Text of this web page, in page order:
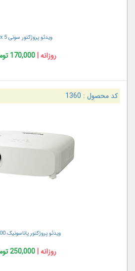
ویدئو پروژکتور سونی ex 5
روزانه |170,000 تومان
کد محصول : 1360
ویدئو پروژکتور پاناسونیک VX 600
روزانه |250,000 تومان